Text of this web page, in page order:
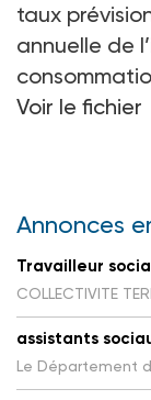
taux
annuelle de
Voir le fichier
Annonces
Travailleur
COLLECTIVITE
assistants
Le Département